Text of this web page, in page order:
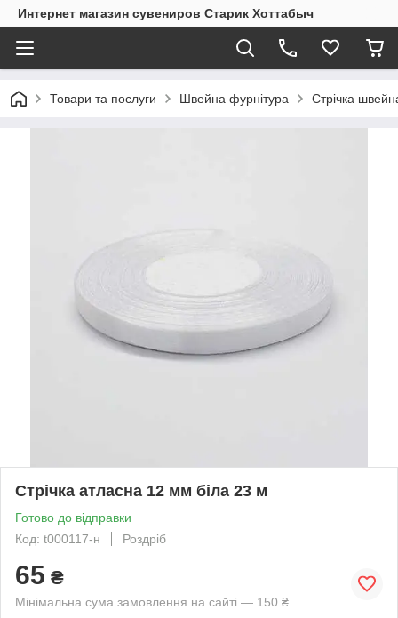
Интернет магазин сувениров Старик Хоттабыч
Товари та послуги Швейна фурнітура Стрічка
Стрічка атласна 12 мм біла 23 м
Готово до відправки
Код: t000117-н
Роздріб
65 ₴
Мінімальна сума замовлення на сайті — 150 ₴